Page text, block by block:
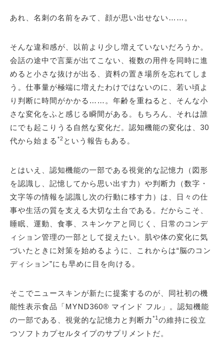
あれ、名刺の名前をみて、顔が思い出せない……。
そんな違和感が、以前より少し増えていないだろうか。
会話の途中で言葉が出てこない、複数の用件を同時に進
めると小さな抜けが出る、資料の置き場所を忘れてしま
う。仕事量が極端に増えたわけではないのに、若い頃よ
り判断に時間がかかる……。年齢を重ねると、そんな小
さな変化をふと感じる瞬間がある。もちろん、それは誰
にでも起こりうる自然な変化だ。認知機能の変化は、30
代から始まる *2 という報告もある。
とはいえ、認知機能の一部である視覚的な記憶力（図形
を認識し、記憶してから思い出す力）や判断力（数字・
文字等の情報を認識し次の行動に移す力）は、日々の仕
事や生活の質を支える大切な土台である。だからこそ、
睡眠、運動、食事、スキンケアと同じく、日常のコンデ
ィション管理の一部として捉えたい。肌や体の変化に気
づいたときに対策を始めるように、これからは“脳のコン
ディション”にも早めに目を向ける。
そこでニュースキンが新たに提案するのが、同社初の機
能性表示食品「MYND360® マインド フル」。認知機能
の一部である、視覚的な記憶力と判断力 *1 の維持に役立
つソフトカプセルタイプのサプリメントだ。